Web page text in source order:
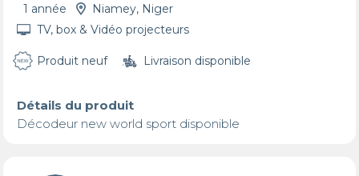
1 année
Niamey, Niger
TV, box & Vidéo projecteurs
Produit neuf Livraison disponible
Détails du produit
Décodeur new world sport disponible